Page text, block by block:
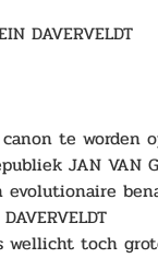
DAVERVELDT
te worden
JAN VAN
wellicht toch